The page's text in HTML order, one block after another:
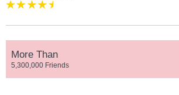
More Than
5,300,000 Friends